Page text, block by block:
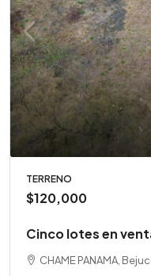
TERRENO
$120,000
Cinco lotes en
CHAME PANAMA,